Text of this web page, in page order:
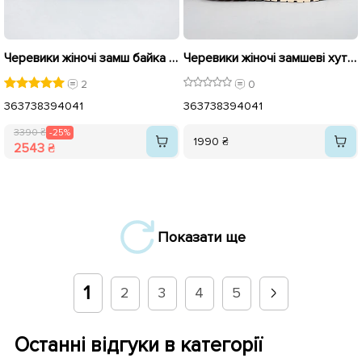
Черевики жіночі замш байка 592739 Чорні розпродаж
2
363738394041
3390 ₴ -25%
2543 ₴
Черевики жіночі замшеві хутро 593394 Коричневі
0
363738394041
1990 ₴
Показати ще
1 2 3 4 5
Останні відгуки в категорії